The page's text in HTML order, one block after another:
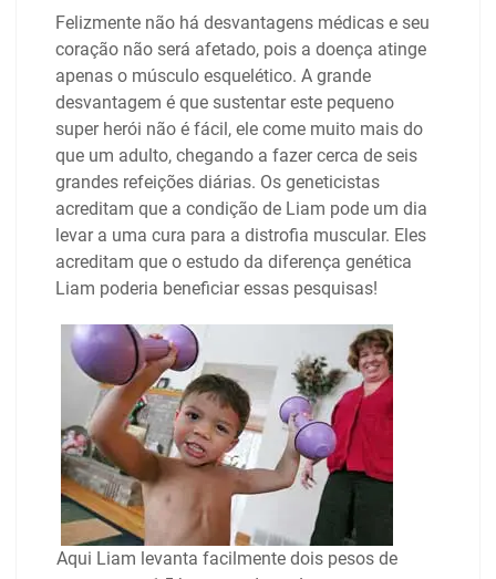
Felizmente não há desvantagens médicas e seu
coração não será afetado, pois a doença atinge
apenas o músculo esquelético. A grande
desvantagem é que sustentar este pequeno
super herói não é fácil, ele come muito mais do
que um adulto, chegando a fazer cerca de seis
grandes refeições diárias. Os geneticistas
acreditam que a condição de Liam pode um dia
levar a uma cura para a distrofia muscular. Eles
acreditam que o estudo da diferença genética
Liam poderia beneficiar essas pesquisas!
Aqui Liam levanta facilmente dois pesos de